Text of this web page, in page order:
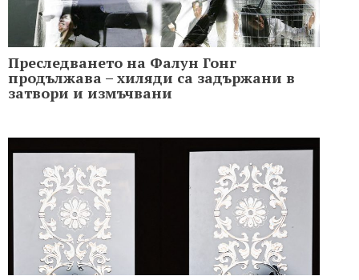
Преследването на Фалун Гонг
продължава – хиляди са задържани в
затвори и измъчвани